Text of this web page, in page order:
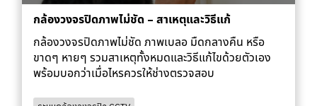
กล้องวงจรปิดภาพไม่ชัด – สาเหตุและวิธีแก้
กล้องวงจรปิดภาพไม่ชัด ภาพเบลอ มืดกลางคืน หรือ
ขาดๆ หายๆ รวมสาเหตุทั้งหมดและวิธีแก้ไขด้วยตัวเอง
พร้อมบอกว่าเมื่อไหรควรให้ช่างตรวจสอบ